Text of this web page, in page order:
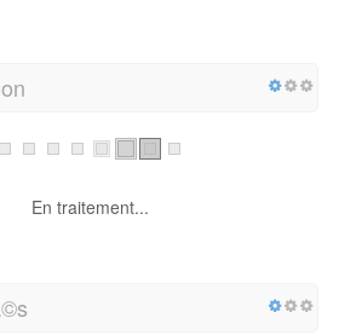
En traitement...